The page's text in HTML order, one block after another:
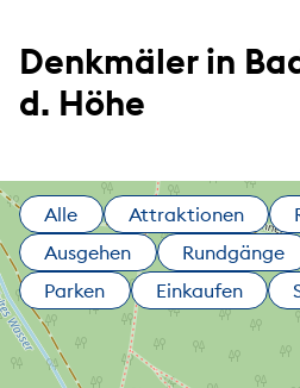
Denkmäler in
d. Höhe
Alle Attraktionen
Ausgehen
Rundgänge
Parken
Einkaufen